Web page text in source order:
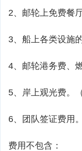
2、邮轮上免费餐
3、船上各类设施
4、邮轮港务费、
5、岸上观光费。
6、团队签证费用。
费用不包含：